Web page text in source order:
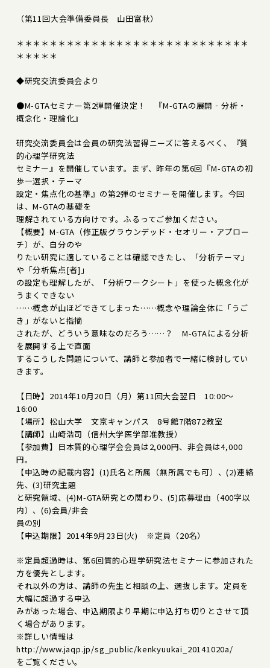
（第11回大会準備委員長 山田富秋）
＊＊＊＊＊＊＊＊＊＊＊＊＊＊＊＊＊＊＊＊＊＊＊＊＊＊＊＊
＊＊＊＊＊
◆研究交流委員会より
●M-GTAセミナー第2弾開催決定！ 『M-GTAの展開‐分析・
概念化・理論化』
研究交流委員会は会員の研究法習得ニーズに答えるべく、『質
的心理学研究法
セミナー』を開催しています。まず、昨年の第6回『M-GTAの初
歩―選択・テーマ
設定・焦点化の基準』の第2弾のセミナーを開催します。今回
は、M-GTAの基礎を
理解されている方向けです。ふるってご参加ください。
【概要】M-GTA（修正版グラウンデッド・セオリー・アプロー
チ）が、自分のや
りたい研究に適していることは確認できたし、「分析テーマ」
や「分析焦点[者]」
の設定も理解したが、「分析ワークシート」を使った概念化が
うまくできない
……概念が山ほどできてしまった……概念や理論全体に「うご
き」がないと指摘
されたが、どういう意味なのだろう……？ M-GTAによる分析
を展開する上で直面
するこうした問題について、講師と参加者で一緒に検討してい
きます。
【日時】2014年10月20日（月）第11回大会翌日 10:00～
16:00
【場所】松山大学 文京キャンパス 8号館7階872教室
【講師】山崎浩司（信州大学医学部准教授）
【参加費】日本質的心理学会会員は2,000円、非会員は4,000
円。
【申込時の記載内容】(1)氏名と所属（無所属でも可）、(2)連絡
先、(3)研究主題
と研究領域、(4)M-GTA研究との関わり、(5)応募理由（400字以
内）、(6)会員/非会
員の別
【申込期限】2014年9月23日(火) ※定員（20名）
※定員超過時は、第6回質的心理学研究法セミナーに参加された
方を優先とします。
それ以外の方は、講師の先生と相談の上、選抜します。定員を
大幅に超過する申込
みがあった場合、申込期限より早期に申込打ち切りとさせて頂
く場合があります。
※詳しい情報は
http://www.jaqp.jp/sg_public/kenkyuukai_20141020a/
をご覧ください。